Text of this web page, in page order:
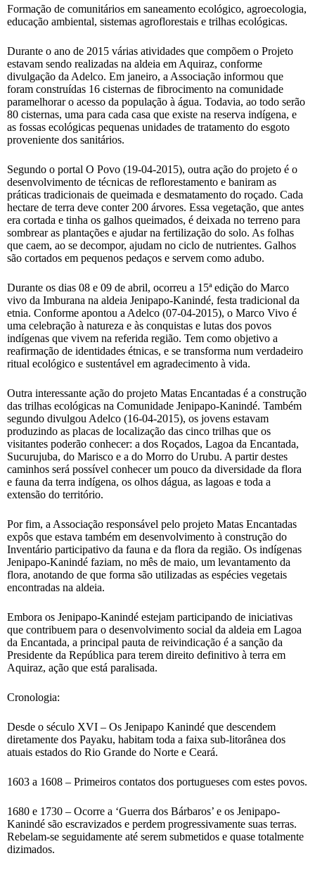
Formação de comunitários em saneamento ecológico, agroecologia,
educação ambiental, sistemas agroflorestais e trilhas ecológicas.
Durante o ano de 2015 várias atividades que compõem o Projeto
estavam sendo realizadas na aldeia em Aquiraz, conforme
divulgação da Adelco. Em janeiro, a Associação informou que
foram construídas 16 cisternas de fibrocimento na comunidade
paramelhorar o acesso da população à água. Todavia, ao todo serão
80 cisternas, uma para cada casa que existe na reserva indígena, e
as fossas ecológicas pequenas unidades de tratamento do esgoto
proveniente dos sanitários.
Segundo o portal O Povo (19-04-2015), outra ação do projeto é o
desenvolvimento de técnicas de reflorestamento e baniram as
práticas tradicionais de queimada e desmatamento do roçado. Cada
hectare de terra deve conter 200 árvores. Essa vegetação, que antes
era cortada e tinha os galhos queimados, é deixada no terreno para
sombrear as plantações e ajudar na fertilização do solo. As folhas
que caem, ao se decompor, ajudam no ciclo de nutrientes. Galhos
são cortados em pequenos pedaços e servem como adubo.
Durante os dias 08 e 09 de abril, ocorreu a 15ª edição do Marco
vivo da Imburana na aldeia Jenipapo-Kanindé, festa tradicional da
etnia. Conforme apontou a Adelco (07-04-2015), o Marco Vivo é
uma celebração à natureza e às conquistas e lutas dos povos
indígenas que vivem na referida região. Tem como objetivo a
reafirmação de identidades étnicas, e se transforma num verdadeiro
ritual ecológico e sustentável em agradecimento à vida.
Outra interessante ação do projeto Matas Encantadas é a construção
das trilhas ecológicas na Comunidade Jenipapo-Kanindé. Também
segundo divulgou Adelco (16-04-2015), os jovens estavam
produzindo as placas de localização das cinco trilhas que os
visitantes poderão conhecer: a dos Roçados, Lagoa da Encantada,
Sucurujuba, do Marisco e a do Morro do Urubu. A partir destes
caminhos será possível conhecer um pouco da diversidade da flora
e fauna da terra indígena, os olhos dágua, as lagoas e toda a
extensão do território.
Por fim, a Associação responsável pelo projeto Matas Encantadas
expôs que estava também em desenvolvimento à construção do
Inventário participativo da fauna e da flora da região. Os indígenas
Jenipapo-Kanindé faziam, no mês de maio, um levantamento da
flora, anotando de que forma são utilizadas as espécies vegetais
encontradas na aldeia.
Embora os Jenipapo-Kanindé estejam participando de iniciativas
que contribuem para o desenvolvimento social da aldeia em Lagoa
da Encantada, a principal pauta de reivindicação é a sanção da
Presidente da República para terem direito definitivo à terra em
Aquiraz, ação que está paralisada.
Cronologia:
Desde o século XVI – Os Jenipapo Kanindé que descendem
diretamente dos Payaku, habitam toda a faixa sub-litorânea dos
atuais estados do Rio Grande do Norte e Ceará.
1603 a 1608 – Primeiros contatos dos portugueses com estes povos.
1680 e 1730 – Ocorre a ‘Guerra dos Bárbaros’ e os Jenipapo-
Kanindé são escravizados e perdem progressivamente suas terras.
Rebelam-se seguidamente até serem submetidos e quase totalmente
dizimados.